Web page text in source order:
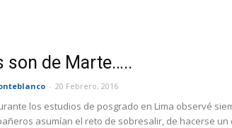
son de Marte…..
- 20 Febrero, 2016
los estudios de posgrado en Lima observé
asumían el reto de sobresalir, de hacerse un